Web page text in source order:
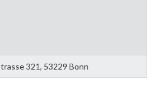
321, 53229 Bonn